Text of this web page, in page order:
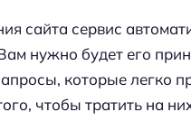
сайта сервис
нужно будет его
которые легко
чтобы тратить на